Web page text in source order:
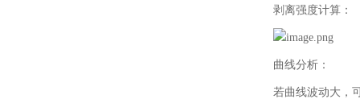
剥离强度计算：
曲线分析：
若曲线波动大，